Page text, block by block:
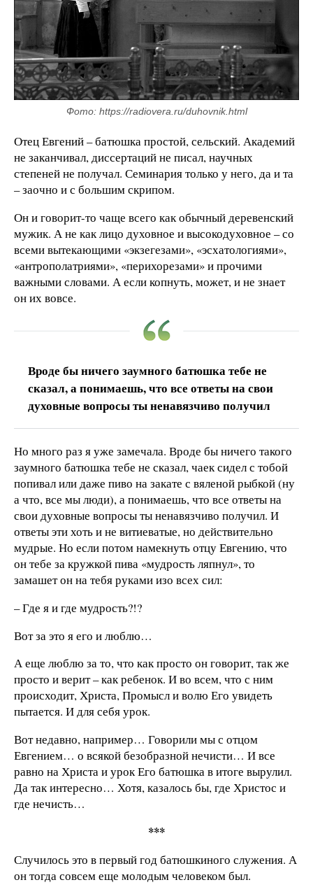
Фото: https://radiovera.ru/duhovnik.html
Отец Евгений – батюшка простой, сельский. Академий
не заканчивал, диссертаций не писал, научных
степеней не получал. Семинария только у него, да и та
– заочно и с большим скрипом.
Он и говорит-то чаще всего как обычный деревенский
мужик. А не как лицо духовное и высокодуховное – со
всеми вытекающими «экзегезами», «эсхатологиями»,
«антрополатриями», «перихорезами» и прочими
важными словами. А если копнуть, может, и не знает
он их вовсе.
Вроде бы ничего заумного батюшка тебе не
сказал, а понимаешь, что все ответы на свои
духовные вопросы ты ненавязчиво получил
Но много раз я уже замечала. Вроде бы ничего такого
заумного батюшка тебе не сказал, чаек сидел с тобой
попивал или даже пиво на закате с вяленой рыбкой (ну
а что, все мы люди), а понимаешь, что все ответы на
свои духовные вопросы ты ненавязчиво получил. И
ответы эти хоть и не витиеватые, но действительно
мудрые. Но если потом намекнуть отцу Евгению, что
он тебе за кружкой пива «мудрость ляпнул», то
замашет он на тебя руками изо всех сил:
– Где я и где мудрость?!?
Вот за это я его и люблю…
А еще люблю за то, что как просто он говорит, так же
просто и верит – как ребенок. И во всем, что с ним
происходит, Христа, Промысл и волю Его увидеть
пытается. И для себя урок.
Вот недавно, например… Говорили мы с отцом
Евгением… о всякой безобразной нечисти… И все
равно на Христа и урок Его батюшка в итоге вырулил.
Да так интересно… Хотя, казалось бы, где Христос и
где нечисть…
***
Случилось это в первый год батюшкиного служения. А
он тогда совсем еще молодым человеком был.